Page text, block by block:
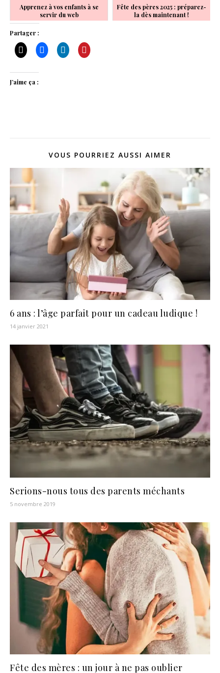
Apprenez à vos enfants à se
servir du web
Fête des pères 2025 : préparez-
la dès maintenant !
Partager :
J’aime ça :
VOUS POURRIEZ AUSSI AIMER
6 ans : l’âge parfait pour un cadeau ludique !
14 janvier 2021
Serions-nous tous des parents méchants
5 novembre 2019
Fête des mères : un jour à ne pas oublier